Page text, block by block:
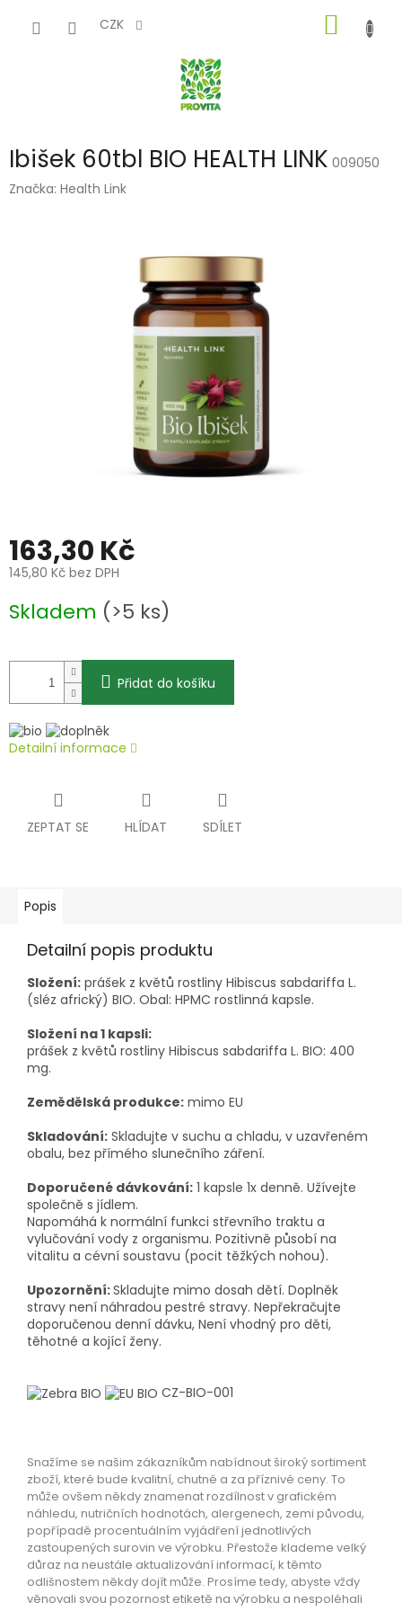
CZK
KOŠÍK
Ibišek 60tbl BIO HEALTH LINK 009050
Značka: Health Link
163,30 Kč
145,80 Kč bez DPH
cena:
Skladem (>5 ks)
Přidat do košíku
Detailní informace
ZEPTAT SE HLÍDAT SDÍLET
Popis
Detailní popis produktu
Složení: prášek z květů rostliny Hibiscus sabdariffa L.
(sléz africký) BIO. Obal: HPMC rostlinná kapsle.
Složení na 1 kapsli:
prášek z květů rostliny Hibiscus sabdariffa L. BIO: 400
mg.
Zemědělská produkce: mimo EU
Skladování: Skladujte v suchu a chladu, v uzavřeném
obalu, bez přímého slunečního záření.
Doporučené dávkování: 1 kapsle 1x denně. Užívejte
společně s jídlem.
Napomáhá k normální funkci střevního traktu a
vylučování vody z organismu. Pozitivně působí na
vitalitu a cévní soustavu (pocit těžkých nohou).
Upozornění:Skladujte mimo dosah dětí. Doplněk
stravy není náhradou pestré stravy. Nepřekračujte
doporučenou denní dávku, Není vhodný pro děti,
těhotné a kojící ženy.
CZ-BIO-001
Snažíme se našim zákazníkům nabídnout široký sortiment
zboží, které bude kvalitní, chutné a za příznivé ceny. To
může ovšem někdy znamenat rozdílnost v grafickém
náhledu, nutričních hodnotách, alergenech, zemi původu,
popřípadě procentuálním vyjádření jednotlivých
zastoupených surovin ve výrobku. Přestože klademe velký
důraz na neustále aktualizování informací, k těmto
odlišnostem někdy dojít může. Prosíme tedy, abyste vždy
věnovali svou pozornost etiketě na výrobku a nespoléhali